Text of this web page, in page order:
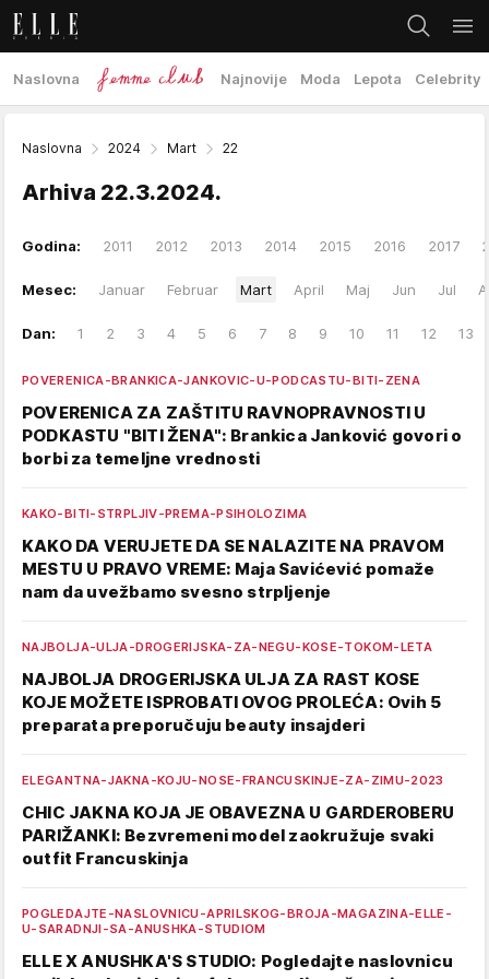
Naslovna Najnovije Moda Lepota Celebrity
Naslovna 2024 Mart 22
Arhiva 22.3.2024.
Godina: 2011 2012 2013 2014 2015 2016 2017
Mesec: Januar Februar Mart April Maj Jun Jul
Dan: 1 2 3 4 5 6 7 8 9 10 11 12 13
POVERENICA-BRANKICA-JANKOVIC-U-PODCASTU-BITI-ZENA
POVERENICA ZA ZAŠTITU RAVNOPRAVNOSTI U
PODKASTU "BITI ŽENA": Brankica Janković govori o
borbi za temeljne vrednosti
KAKO-BITI-STRPLJIV-PREMA-PSIHOLOZIMA
KAKO DA VERUJETE DA SE NALAZITE NA PRAVOM
MESTU U PRAVO VREME: Maja Savićević pomaže
nam da uvežbamo svesno strpljenje
NAJBOLJA-ULJA-DROGERIJSKA-ZA-NEGU-KOSE-TOKOM-LETA
NAJBOLJA DROGERIJSKA ULJA ZA RAST KOSE
KOJE MOŽETE ISPROBATI OVOG PROLEĆA: Ovih 5
preparata preporučuju beauty insajderi
ELEGANTNA-JAKNA-KOJU-NOSE-FRANCUSKINJE-ZA-ZIMU-2023
CHIC JAKNA KOJA JE OBAVEZNA U GARDEROBERU
PARIŽANKI: Bezvremeni model zaokružuje svaki
outfit Francuskinja
POGLEDAJTE-NASLOVNICU-APRILSKOG-BROJA-MAGAZINA-ELLE-
U-SARADNJI-SA-ANUSHKA-STUDIOM
ELLE X ANUSHKA'S STUDIO: Pogledajte naslovnicu